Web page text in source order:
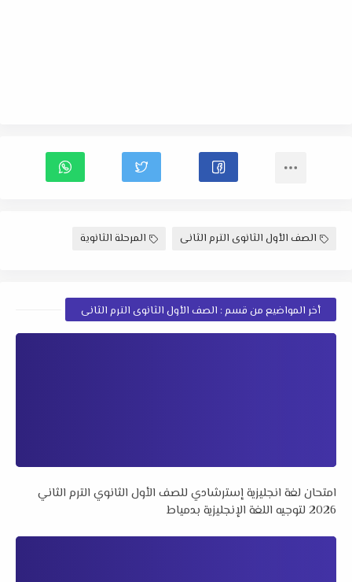
الصف الأول الثانوى الترم الثانى المرحلة الثانوية
أخر المواضيع من قسم : الصف الأول الثانوى الترم الثانى
امتحان لغة انجليزية إسترشادي للصف الأول الثانوي الترم الثاني
2026 لتوجيه اللغة الإنجليزية بدمياط